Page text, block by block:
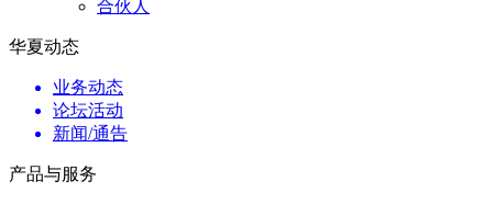
合伙人
华夏动态
业务动态
论坛活动
新闻/通告
产品与服务